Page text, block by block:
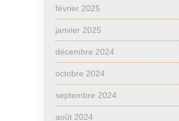
février 2025
janvier 2025
décembre 2024
octobre 2024
septembre 2024
août 2024